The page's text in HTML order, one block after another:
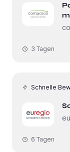
3 Tagen
Schnelle
6 Tagen